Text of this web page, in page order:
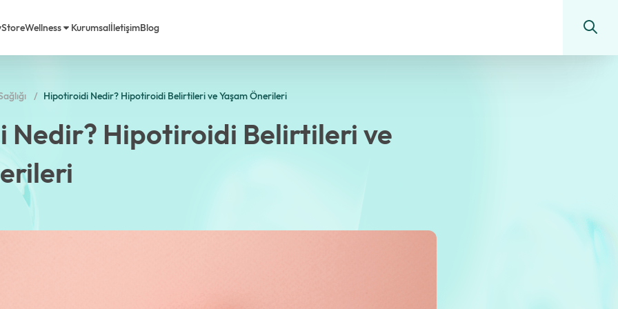
Sorular
StoreWellness KurumsalİletişimBlog
Hipotiroidi Nedir? Hipotiroidi Belirtileri ve Yaşam Önerileri
Nedir? Hipotiroidi Belirtileri ve